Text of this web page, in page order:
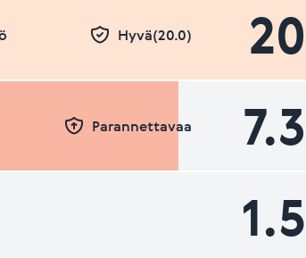
20
Hyvä(20.0)
7.3
Parannettavaa
1.5